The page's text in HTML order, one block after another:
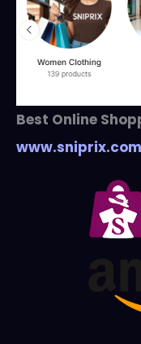
Best Online
www.sniprix.com